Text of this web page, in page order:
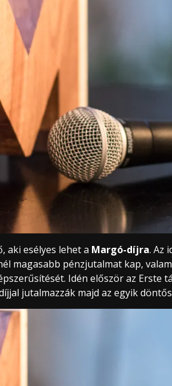
aki esélyes lehet a Margó-díjra. Az
magasabb pénzjutalmat kap,
Idén először az Erste
jutalmazzák majd az egyik